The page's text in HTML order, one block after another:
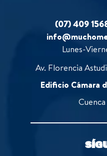
(07) 409
Lunes-
Av. Florencia
Edificio Cámara